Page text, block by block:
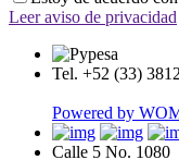
Leer aviso de privacidad
Tel. +52 (33)
Powered by
Calle 5 No. 1080